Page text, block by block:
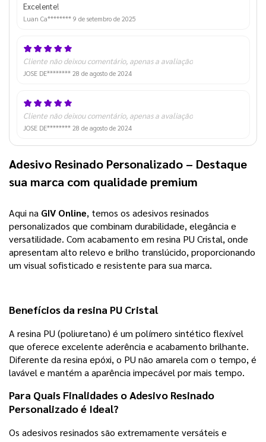
Excelente!
Luan Ca******** 9 de setembro de 2025
Cliente não deixou comentário, apenas a avaliação
JOSE DE******** 28 de agosto de 2024
Cliente não deixou comentário, apenas a avaliação
JOSE DE******** 28 de agosto de 2024
Adesivo Resinado Personalizado – Destaque
sua marca com qualidade premium
Aqui na GIV Online, temos os adesivos resinados
personalizados que combinam durabilidade, elegância e
versatilidade. Com acabamento em resina PU Cristal, onde
apresentam alto relevo e brilho translúcido, proporcionando
um visual sofisticado e resistente para sua marca.
Benefícios da resina PU Cristal
A resina PU (poliuretano) é um polímero sintético flexível
que oferece excelente aderência e acabamento brilhante.
Diferente da resina epóxi, o PU não amarela com o tempo, é
lavável e mantém a aparência impecável por mais tempo.
Para Quais Finalidades oAdesivo Resinado
Personalizadoé Ideal?
Os adesivos resinados são extremamente versáteis e